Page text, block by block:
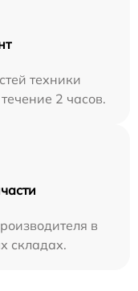
техники
2 часов.
в
складах.